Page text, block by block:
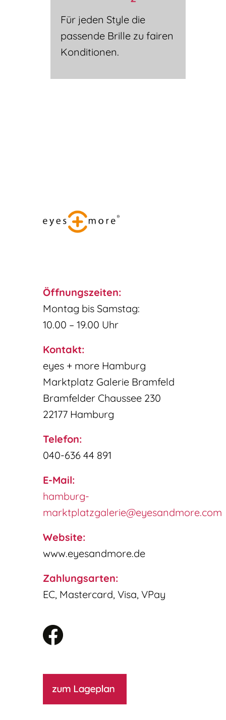
Für jeden Style die
passende Brille zu fairen
Konditionen.
Öffnungszeiten:
Montag bis Samstag:
10.00 – 19.00 Uhr
Kontakt:
eyes + more Hamburg
Marktplatz Galerie Bramfeld
Bramfelder Chaussee 230
22177 Hamburg
Telefon:
040-636 44 891
E-Mail:
hamburg-
marktplatzgalerie@eyesandmore.com
Website:
www.eyesandmore.de
Zahlungsarten:
EC, Mastercard, Visa, VPay